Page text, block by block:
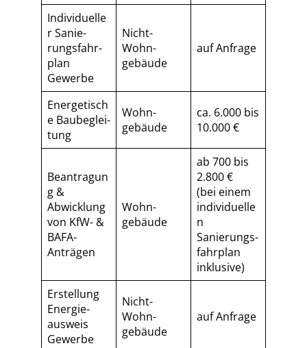
Individuelle
r Sa­nie­
rungs­fahr­
plan
Gewerbe
Nicht-
Wohn­
gebäude
auf Anfrage
Energetisch
e Baubeglei­
tung
Wohn­
gebäude
ca. 6.000 bis
10.000 €
Beantragun
g &
Abwicklung
von KfW- &
BAFA-
Anträgen
Wohn­
gebäude
ab 700 bis
2.800 €
(bei einem
individuelle
n
Sa­nie­rungs­
fahr­plan
inklusive)
Erstellung
Energie­
ausweis
Gewerbe
Nicht-
Wohn­
gebäude
auf Anfrage